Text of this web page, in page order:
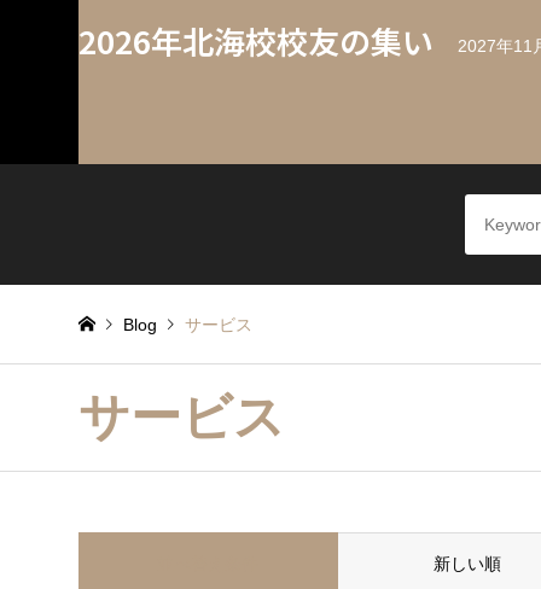
2026年北海校校友の集い 2027年11
Blog サービス
サービス
新しい順